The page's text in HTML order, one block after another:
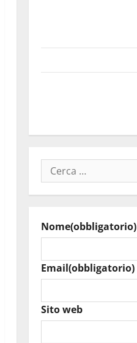
Ricerca
per:
Nome(obbligatorio)
Email(obbligatorio)
Sito web